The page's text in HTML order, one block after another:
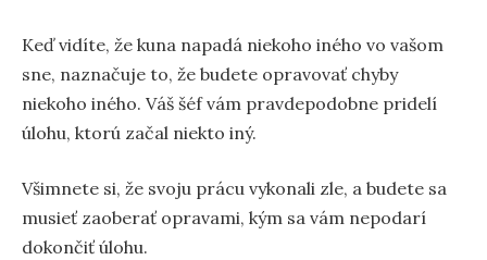
Keď vidíte, že kuna napadá niekoho iného vo vašom
sne, naznačuje to, že budete opravovať chyby
niekoho iného. Váš šéf vám pravdepodobne pridelí
úlohu, ktorú začal niekto iný.
Všimnete si, že svoju prácu vykonali zle, a budete sa
musieť zaoberať opravami, kým sa vám nepodarí
dokončiť úlohu.